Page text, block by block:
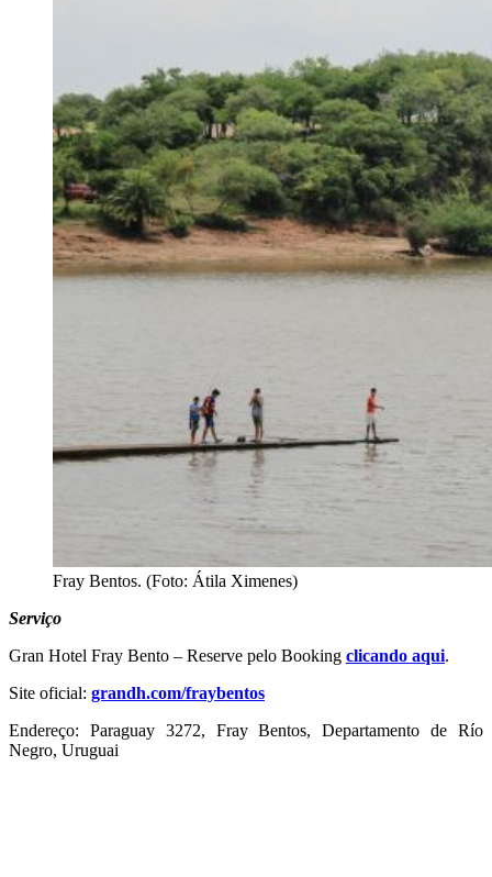
Fray Bentos. (Foto: Átila Ximenes)
Serviço
Gran Hotel Fray Bento – Reserve pelo Booking clicando aqui.
Site oficial: grandh.com/fraybentos
Endereço: Paraguay 3272, Fray Bentos, Departamento de Río
Negro, Uruguai